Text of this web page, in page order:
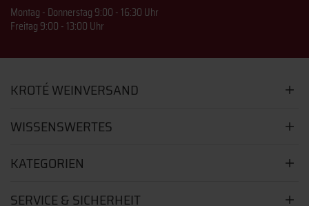
Montag - Donnerstag 9:00 - 16:30 Uhr
Freitag 9:00 - 13:00 Uhr
KROTÉ WEINVERSAND
WISSENSWERTES
KATEGORIEN
SERVICE & SICHERHEIT